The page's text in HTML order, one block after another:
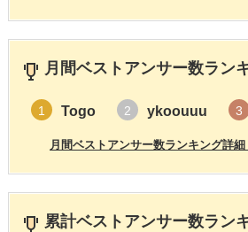
月間ベストアンサー数ラン
1 Togo 2 ykoouuu 3
月間ベストアンサー数ランキング詳細
累計ベストアンサー数ラン